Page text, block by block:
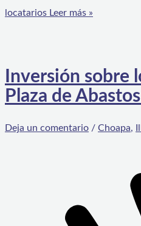
locatarios Leer más »
Inversión sobre
Plaza de
Deja un comentario / Choapa,